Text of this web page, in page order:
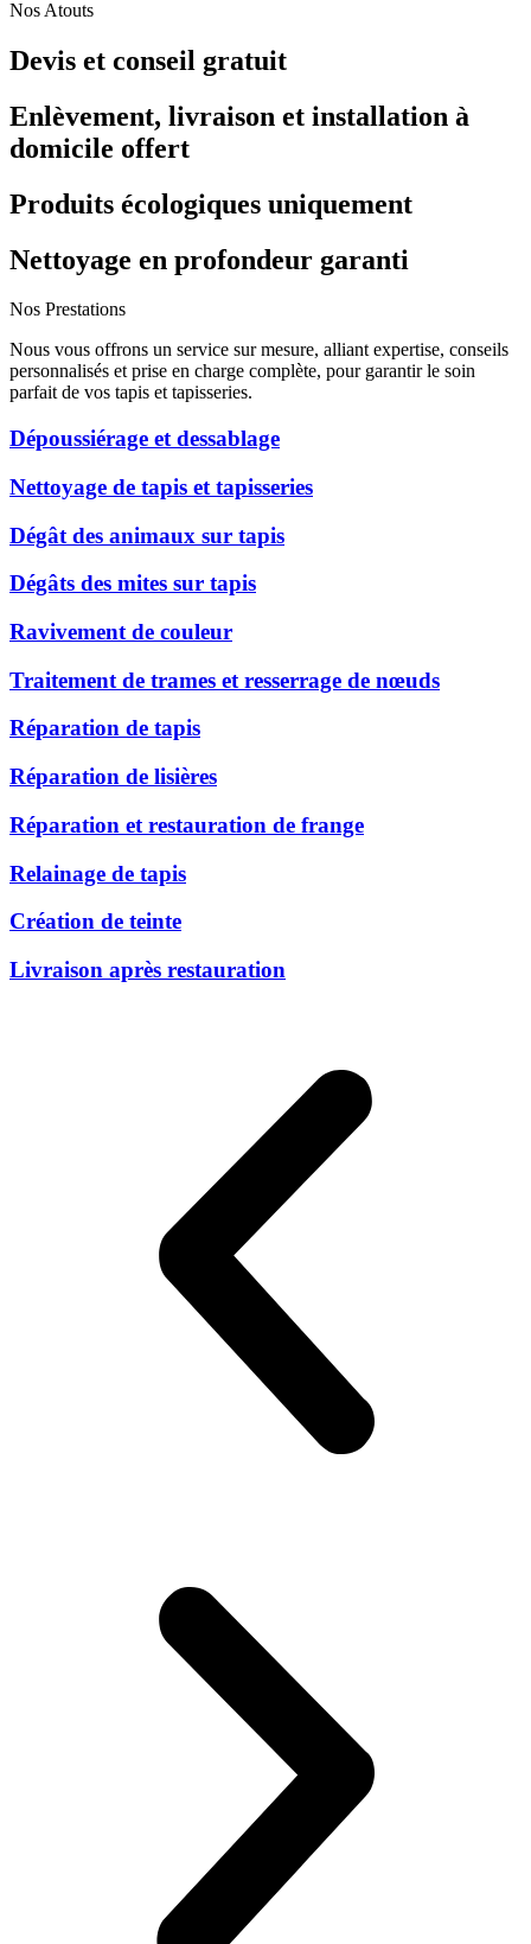
Nos Atouts
Devis et conseil gratuit
Enlèvement, livraison et installation à
domicile offert
Produits écologiques uniquement
Nettoyage en profondeur garanti
Nos Prestations
Nous vous offrons un service sur mesure, alliant expertise, conseils
personnalisés et prise en charge complète, pour garantir le soin
parfait de vos tapis et tapisseries.
Dépoussiérage et dessablage
Nettoyage de tapis et tapisseries
Dégât des animaux sur tapis
Dégâts des mites sur tapis
Ravivement de couleur
Traitement de trames et resserrage de nœuds
Réparation de tapis
Réparation de lisières
Réparation et restauration de frange
Relainage de tapis
Création de teinte
Livraison après restauration